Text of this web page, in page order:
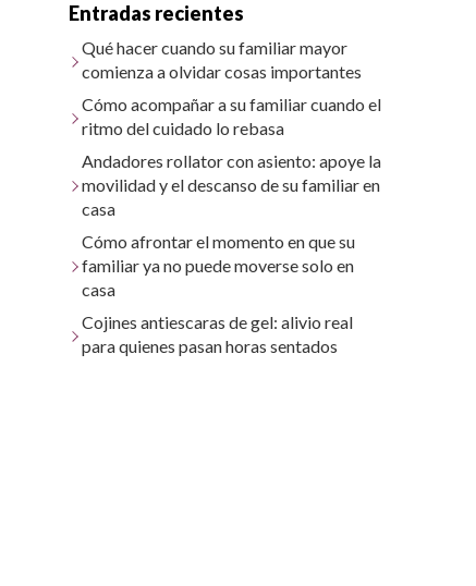
Entradas recientes
Qué hacer cuando su familiar mayor
comienza a olvidar cosas importantes
Cómo acompañar a su familiar cuando el
ritmo del cuidado lo rebasa
Andadores rollator con asiento: apoye la
movilidad y el descanso de su familiar en
casa
Cómo afrontar el momento en que su
familiar ya no puede moverse solo en
casa
Cojines antiescaras de gel: alivio real
para quienes pasan horas sentados